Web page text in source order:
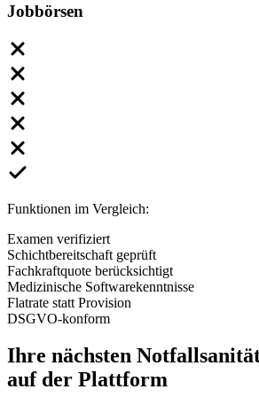
Jobbörsen
Funktionen im Vergleich:
Examen verifiziert
Schichtbereitschaft geprüft
Fachkraftquote berücksichtigt
Medizinische Softwarekenntnisse
Flatrate statt Provision
DSGVO-konform
Ihre nächsten
auf der Plattform